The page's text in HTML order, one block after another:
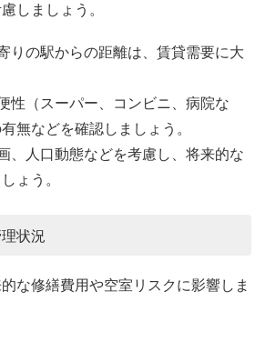
しましょう。
りの駅からの距離は、賃貸需要に大
性（スーパー、コンビニ、病院な
無などを確認しましょう。
、人口動態などを考慮し、将来的な
ょう。
状況
な修繕費用や空室リスクに影響しま